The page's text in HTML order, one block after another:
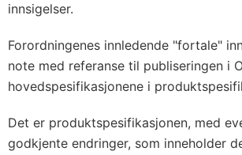
innsigelser.
Forordningenes innledende "fortale"
note med referanse til publiseringen i
hovedspesifikasjonene i
Det er produktspesifikasjonen, med
godkjente endringer, som inneholder